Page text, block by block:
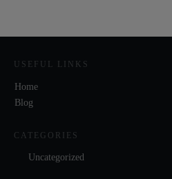
USEFUL LINKS
Home
Blog
CATEGORIES
Uncategorized